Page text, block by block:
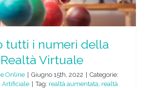
tutti i numeri della
Realtà Virtuale
Online | Giugno 15th, 2022 | Categorie:
Artificiale | Tag: realtà aumentata realtà